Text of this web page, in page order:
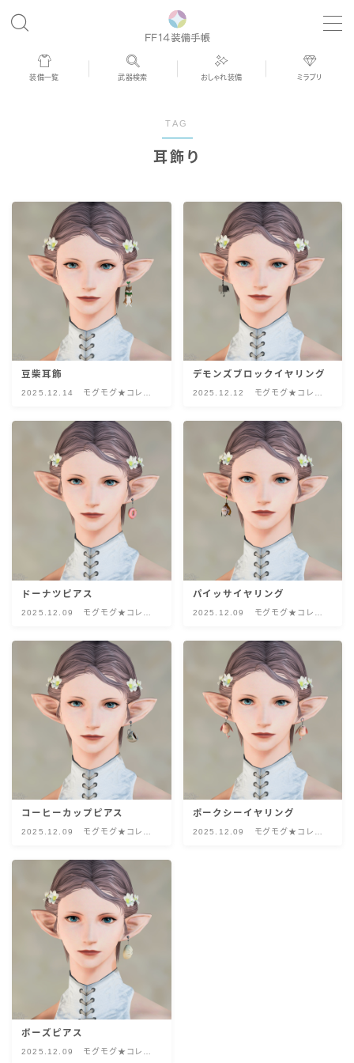
MENU
眼鏡
バイザー
ゴーグル
目隠し
マスク
フルフェイス
頭装備ギミックあり
ネイル
ノースリーブ
半袖
五分袖
八分袖
東方風デザイン
イシュガルド風デザイン
アジムステップ風デザイン
ローライズ
装備一覧 武器検索 おしゃれ装備 ミラプリ
TAG
耳飾り
豆柴耳飾
2025.12.14
モグモグ★コレク
デモンズブロックイヤリング
2025.12.12
モグモグ★コレク
ドーナツピアス
2025.12.09
モグモグ★コレク
パイッサイヤリング
2025.12.09
モグモグ★コレク
コーヒーカップピアス
2025.12.09
モグモグ★コレク
ポークシーイヤリング
2025.12.09
モグモグ★コレク
ボーズピアス
2025.12.09
モグモグ★コレク